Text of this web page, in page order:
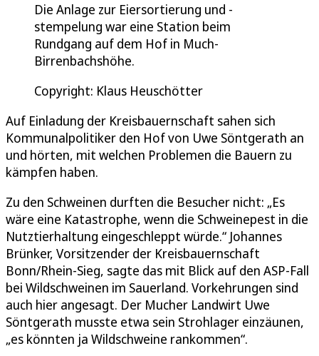
Die Anlage zur Eiersortierung und -
stempelung war eine Station beim
Rundgang auf dem Hof in Much-
Birrenbachshöhe.
Copyright: Klaus Heuschötter
Auf Einladung der Kreisbauernschaft sahen sich
Kommunalpolitiker den Hof von Uwe Söntgerath an
und hörten, mit welchen Problemen die Bauern zu
kämpfen haben.
Zu den Schweinen durften die Besucher nicht: „Es
wäre eine Katastrophe, wenn die Schweinepest in die
Nutztierhaltung eingeschleppt würde.“ Johannes
Brünker, Vorsitzender der Kreisbauernschaft
Bonn/Rhein-Sieg, sagte das mit Blick auf den ASP-Fall
bei Wildschweinen im Sauerland. Vorkehrungen sind
auch hier angesagt. Der Mucher Landwirt Uwe
Söntgerath musste etwa sein Strohlager einzäunen,
„es könnten ja Wildschweine rankommen“.